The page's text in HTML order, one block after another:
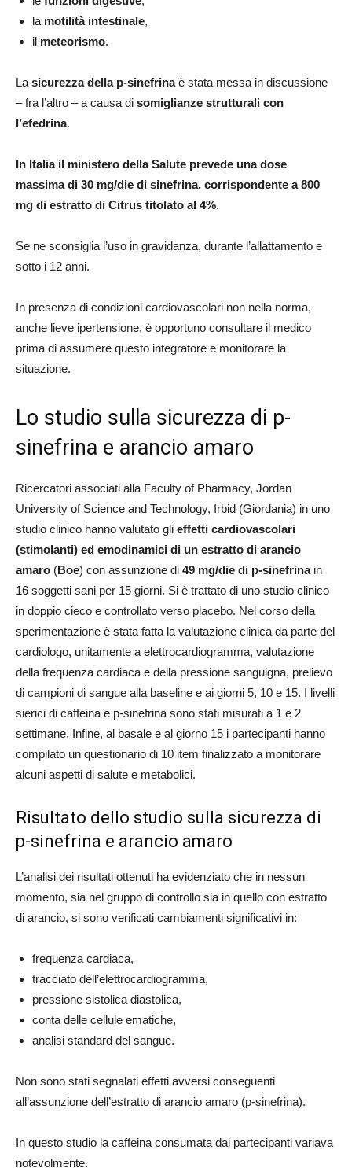
la motilità intestinale,
il meteorismo.
La sicurezza della p-sinefrinaè stata messa in discussione
– fra l’altro – a causa di somiglianze strutturali con
l’efedrina.
In Italia il ministero della Salute prevede una dose
massima di 30 mg/die di sinefrina, corrispondente a 800
mg di estratto di Citrus titolato al 4%.
Se ne sconsiglia l’uso in gravidanza, durante l’allattamento e
sotto i 12 anni.
In presenza di condizioni cardiovascolari non nella norma,
anche lieve ipertensione, è opportuno consultare il medico
prima di assumere questo integratore e monitorare la
situazione.
Lo studio sulla sicurezza di p-
sinefrina e arancio amaro
Ricercatori associati alla Faculty of Pharmacy, Jordan
University of Science and Technology, Irbid (Giordania) in uno
studio clinico hanno valutato gli effetti cardiovascolari
(stimolanti) ed emodinamici di un estratto di arancio
amaro (Boe) con assunzione di 49 mg/die di p-sinefrinain
16 soggetti sani per 15 giorni. Si è trattato di uno studio clinico
in doppio cieco e controllato verso placebo. Nel corso della
sperimentazione è stata fatta la valutazione clinica da parte del
cardiologo, unitamente a elettrocardiogramma, valutazione
della frequenza cardiaca e della pressione sanguigna, prelievo
di campioni di sangue alla baseline e ai giorni 5, 10 e 15. I livelli
sierici di caffeina e p-sinefrina sono stati misurati a 1 e 2
settimane. Infine, al basale e al giorno 15 i partecipanti hanno
compilato un questionario di 10 item finalizzato a monitorare
alcuni aspetti di salute e metabolici.
Risultato dello studio sulla sicurezza di
p-sinefrina e arancio amaro
L’analisi dei risultati ottenuti ha evidenziato che in nessun
momento, sia nel gruppo di controllo sia in quello con estratto
di arancio, si sono verificati cambiamenti significativi in:
frequenza cardiaca,
tracciato dell’elettrocardiogramma,
pressione sistolica diastolica,
conta delle cellule ematiche,
analisi standard del sangue.
Non sono stati segnalati effetti avversi conseguenti
all’assunzione dell’estratto di arancio amaro (p-sinefrina).
In questo studio la caffeina consumata dai partecipanti variava
notevolmente.